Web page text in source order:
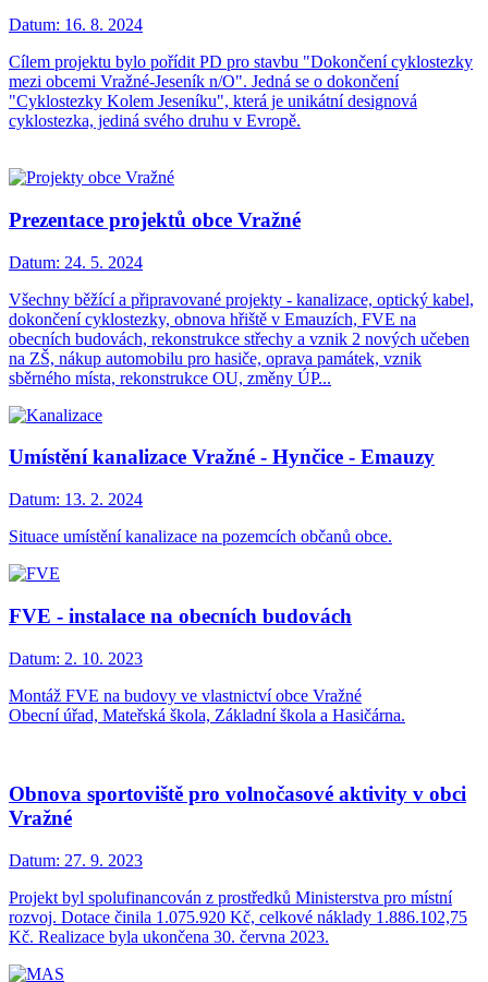
Datum: 16. 8. 2024
Cílem projektu bylo pořídit PD pro stavbu "Dokončení cyklostezky
mezi obcemi Vražné-Jeseník n/O". Jedná se o dokončení
"Cyklostezky Kolem Jeseníku", která je unikátní designová
cyklostezka, jediná svého druhu v Evropě.
Prezentace projektů obce Vražné
Datum: 24. 5. 2024
Všechny běžící a připravované projekty - kanalizace, optický kabel,
dokončení cyklostezky, obnova hřiště v Emauzích, FVE na
obecních budovách, rekonstrukce střechy a vznik 2 nových učeben
na ZŠ, nákup automobilu pro hasiče, oprava památek, vznik
sběrného místa, rekonstrukce OU, změny ÚP...
Umístění kanalizace Vražné - Hynčice - Emauzy
Datum: 13. 2. 2024
Situace umístění kanalizace na pozemcích občanů obce.
FVE - instalace na obecních budovách
Datum: 2. 10. 2023
Montáž FVE na budovy ve vlastnictví obce Vražné
Obecní úřad, Mateřská škola, Základní škola a Hasičárna.
Obnova sportoviště pro volnočasové aktivity v obci
Vražné
Datum: 27. 9. 2023
Projekt byl spolufinancován z prostředků Ministerstva pro místní
rozvoj. Dotace činila 1.075.920 Kč, celkové náklady 1.886.102,75
Kč. Realizace byla ukončena 30. června 2023.